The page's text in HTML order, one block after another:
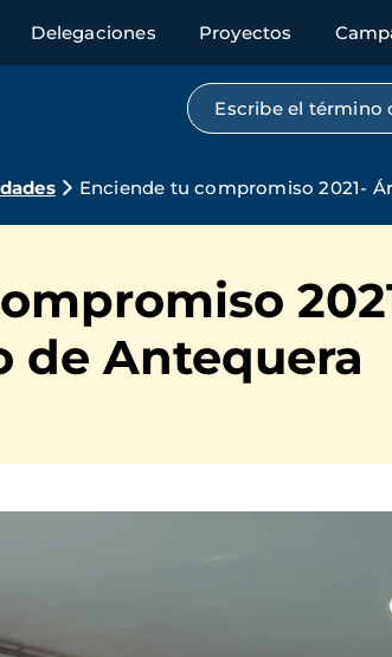
Delegaciones Proyectos
Búsqueda por
Enciende tu compromiso 2021-
de Antequera